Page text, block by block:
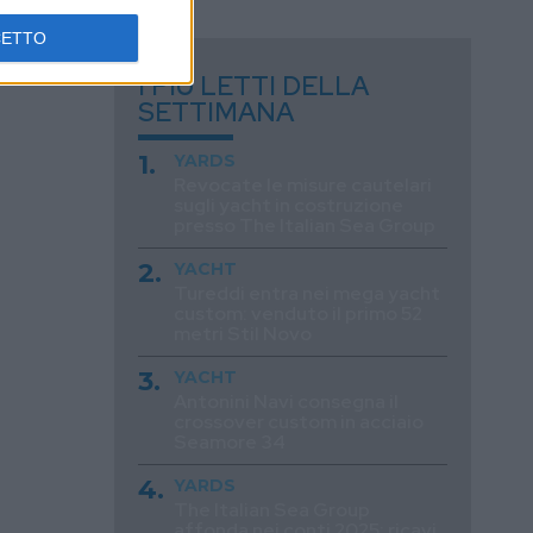
I PIÙ LETTI DELLA
SETTIMANA
YARDS
YACHT
YACHT
YARDS